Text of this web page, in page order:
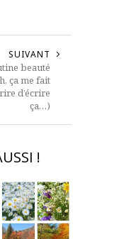
SUIVANT
beauté
ça me fait
d’écrire
ça…)
!